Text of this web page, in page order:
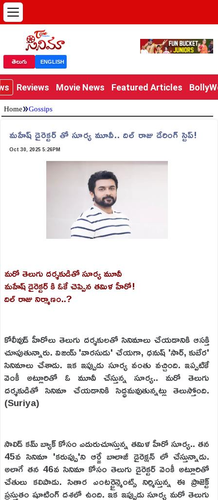
తెలుగు ENGLISH
Reviews Movie News Featured Articles
Home»Gossips
మహేష్ డైరెక్టర్ తో సూర్య మూవీ.. దిల్ రాజు డేరింగ్ స్టెప్!
Oct 30, 2025 5:26PM
మరో తెలుగు దర్శకుడితో సూర్య మూవీ
మహేష్ డైరెక్టర్ కి ఓకే చెప్పిన తమిళ హీరో!
దిల్ రాజు నిర్మాణం..?
కోలీవుడ్ హీరోలు తెలుగు దర్శకులతో సినిమాలు చేయడానికి ఆసక్తి
చూపుతున్నారు. విజయ్ 'వారసుడు' చేయగా, ధనుష్ 'సార్, కుబేర'
సినిమాలు చేశాడు. ఇక ఇప్పుడు సూర్య వంతు వచ్చింది. ఇప్పటికే
వెంకీ అట్లూరితో ఓ మూవీ చేస్తున్న సూర్య.. మరో తెలుగు
దర్శకుడితో సినిమా చేయడానికి సిద్ధమవుతున్నట్లు తెలుస్తోంది.
(Suriya)
సాలిడ్ కమ్ బ్యాక్ కోసం ఎదురుచూస్తున్న తమిళ హీరో సూర్య.. తన
45వ సినిమా 'కరుప్పు'ని ఆర్జే బాలాజీ డైరెక్షన్ లో చేస్తున్నాడు.
అలాగే తన 46వ సినిమా కోసం తెలుగు డైరెక్టర్ వెంకీ అట్లూరితో
చేతులు కలిపాడు. సితార ఎంటర్టైన్మెంట్స్ నిర్మిస్తున్న ఈ ప్రాజెక్ట్
ప్రస్తుతం షూటింగ్ దశలో ఉంది. ఇక ఇప్పుడు సూర్య మరో తెలుగు